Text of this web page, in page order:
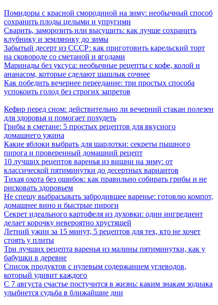
Помидоры с красной смородиной на зиму: необычный способ
сохранить плоды целыми и упругими
Сварить, заморозить или высушить: как лучше сохранить
клубнику и землянику до зимы
Забытый десерт из СССР: как приготовить карельский торт
на сковороде со сметаной и ягодами
Маринады без уксуса: необычные рецепты с кофе, колой и
ананасом, которые сделают шашлык сочнее
Как победить вечернее переедание: три простых способа
успокоить голод без строгих запретов
Кефир перед сном: действительно ли вечерний стакан полезен
для здоровья и помогает похудеть
Грибы в сметане: 5 простых рецептов для вкусного
домашнего ужина
Какие яблоки выбрать для шарлотки: секреты пышного
пирога и проверенный домашний рецепт
10 лучших рецептов варенья из вишни на зиму: от
классической пятиминутки до десертных вариантов
Тихая охота без ошибок: как правильно собирать грибы и не
рисковать здоровьем
Не спешу выбрасывать забродившее варенье: готовлю компот,
домашнее вино и быстрые пироги
Секрет идеального картофеля из духовки: один ингредиент
делает корочку невероятно хрустящей
Летний ужин за 15 минут, 5 рецептов для тех, кто не хочет
стоять у плиты
Три лучших рецепта варенья из малины пятиминутки, как у
бабушки в деревне
Список продуктов с нулевым содержанием углеводов,
который удивит каждого
С 7 августа счастье постучится в жизнь: каким знакам зодиака
улыбнется судьба в ближайшие дни